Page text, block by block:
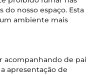
do nosso espaço. Esta
ambiente mais
acompanhando de pai
apresentação de